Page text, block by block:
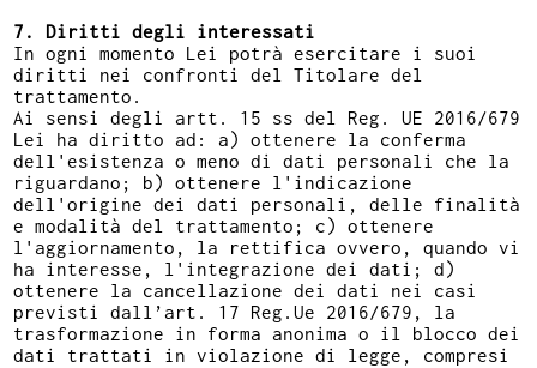
7. Diritti degli interessati
In ogni momento Lei potrà esercitare i suoi
diritti nei confronti del Titolare del
trattamento.
Ai sensi degli artt. 15 ss del Reg. UE 2016/679
Lei ha diritto ad: a) ottenere la conferma
dell'esistenza o meno di dati personali che la
riguardano; b) ottenere l'indicazione
dell'origine dei dati personali, delle finalità
e modalità del trattamento; c) ottenere
l'aggiornamento, la rettifica ovvero, quando vi
ha interesse, l'integrazione dei dati; d)
ottenere la cancellazione dei dati nei casi
previsti dall’art. 17 Reg.Ue 2016/679, la
trasformazione in forma anonima o il blocco dei
dati trattati in violazione di legge, compresi